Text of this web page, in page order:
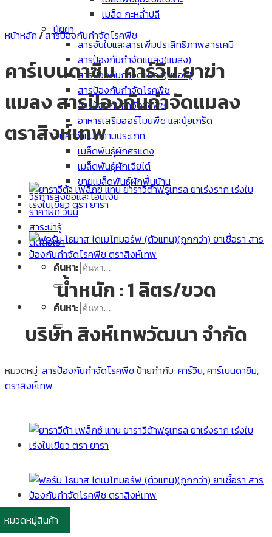
เมล็ด กะหล่ำปลี
ปุ๋ยยา
สารจับใบและสารเพิ่มประสิทธิภาพสารเคมี
สารป้องกันกำจัดแมลง(แมลง)
สารป้องกันกำจัดแมลง(หนอน)
สารป้องกันกำจัดโรคพืช
สารป้องกันกำจัดวัชพืช
อาหารเสริมฮอร์โมนพืช และปุ๋ยเกร็ด
สินค้าจำแนกตามประเภท
เมล็ดพันธุ์ผักศรแดง
เมล็ดพันธุ์ผักเจียไต๋
ขายเมล็ดพันธุ์ผักพื้นบ้าน
วิธีการสั่งซื้อและโอนเงิน
ราคาผัก วันนี้
สาระน่ารู้
ติดต่อเรา
ค้นหา:
ค้นหา:
หน้าหลัก/สารป้องกันกำจัดโรคพืช
คาร์เบนดาซิม คาร์วิน ยาฆ่า
แมลง สารป้องกันกำจัดแมลง
ตราสิงห์เทพ
น้ำหนัก : 1 ลิตร/ขวด
บริษัท สิงห์เทพวัฒนา จำกัด
หมวดหมู่: สารป้องกันกำจัดโรคพืชป้ายกำกับ: คาร์วิน,คาร์เบนดาซิม,
ตราสิงห์เทพ
หมวดหมู่สินค้า